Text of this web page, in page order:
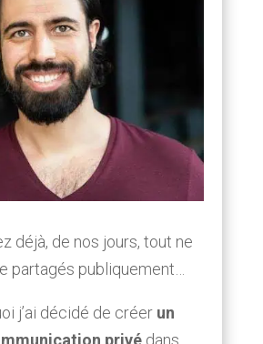
déjà, de nos jours, tout ne
partagés publiquement…
j’ai décidé de créer un